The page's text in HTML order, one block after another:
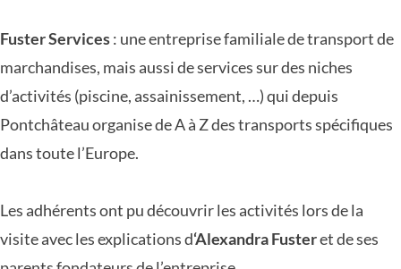
Fuster Services: une entreprise familiale de transport de
marchandises, mais aussi de services sur des niches
d’activités (piscine, assainissement, …) qui depuis
Pontchâteau organise de A à Z des transports spécifiques
dans toute l’Europe.
Les adhérents ont pu découvrir les activités lors de la
visite avec les explications d‘Alexandra Fusteret de ses